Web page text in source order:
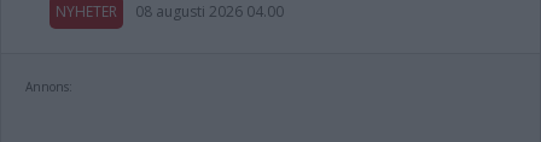
NYHETER 08 augusti 2026 04.00
Annons: